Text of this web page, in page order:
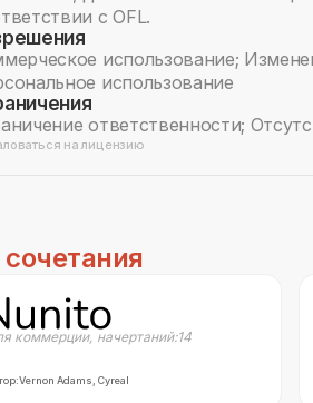
с OFL.
использование;
использование
ответственности;
на лицензию
коммерции, начертаний:14
Vernon Adams, Cyreal